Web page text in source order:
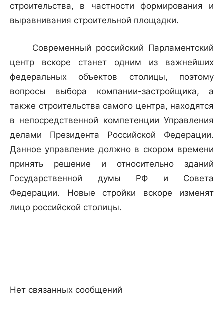
строительства, в частности формирования и
выравнивания строительной площадки.
Современный российский Парламентский
центр вскоре станет одним из важнейших
федеральных объектов столицы, поэтому
вопросы выбора компании-застройщика, а
также строительства самого центра, находятся
в непосредственной компетенции Управления
делами Президента Российской Федерации.
Данное управление должно в скором времени
принять решение и относительно зданий
Государственной думы РФ и Совета
Федерации. Новые стройки вскоре изменят
лицо российской столицы.
Нет связанных сообщений